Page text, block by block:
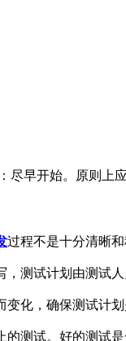
早开始。原则
过程不是十分清晰
，测试计划由测试
化，确保测试计
的测试。好的测试